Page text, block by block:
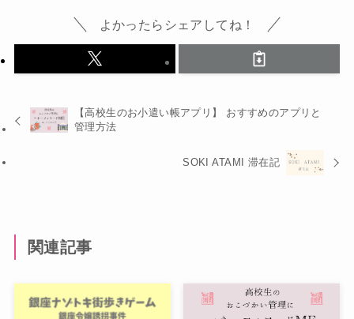
よかったらシェアしてね！
【高校生のお小遣い帳アプリ】 おすすめのアプリと
管理方法
SOKI ATAMI 滞在記
関連記事